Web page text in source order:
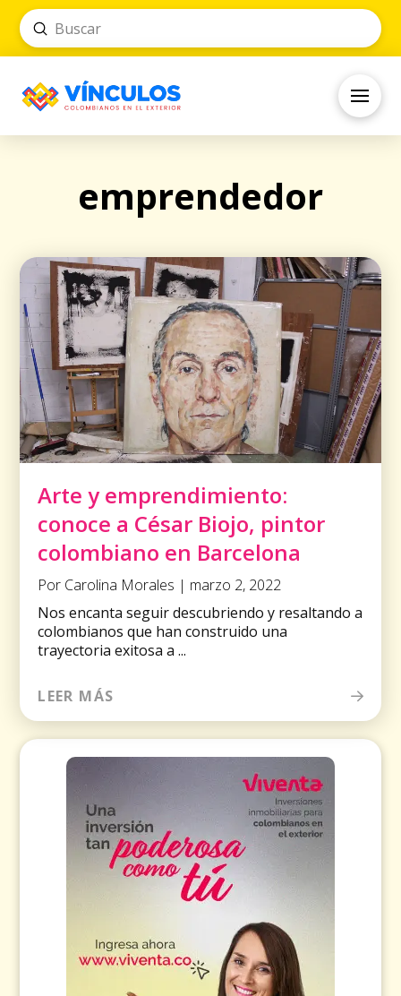
Search
Submit
emprendedor
Arte y emprendimiento:
conoce a César Biojo, pintor
colombiano en Barcelona
Por Carolina Morales | marzo 2, 2022
Nos encanta seguir descubriendo y resaltando a
colombianos que han construido una
trayectoria exitosa a ...
LEER MÁS